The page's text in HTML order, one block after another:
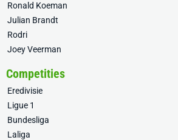
Ronald Koeman
Julian Brandt
Rodri
Joey Veerman
Competities
Eredivisie
Ligue 1
Bundesliga
Laliga